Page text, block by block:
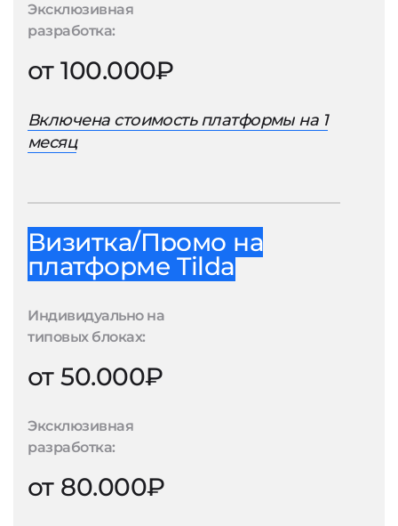
Эксклюзивная
разработка:
от 100.000₽
Включена стоимость платформы на 1
месяц
Визитка/Промо на
платформе Tilda
Индивидуально на
типовых блоках:
от 50.000₽
Эксклюзивная
разработка:
от 80.000₽